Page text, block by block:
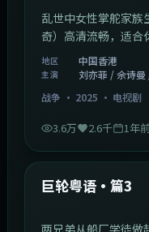
乱世中女性掌舵家族
奇）高清流畅，适合
地区 中国香港
主演
刘亦菲 / 佘诗曼
战争 · 2025 · 电视剧
3.6万 2.6千 1年
最新
巨轮粤语·篇3